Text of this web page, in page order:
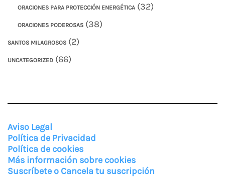
ORACIONES PARA PROTECCIÓN ENERGÉTICA (32)
ORACIONES PODEROSAS (38)
SANTOS MILAGROSOS (2)
UNCATEGORIZED (66)
Aviso Legal
Política de Privacidad
Política de cookies
Más información sobre cookies
Suscríbete o Cancela tu suscripción